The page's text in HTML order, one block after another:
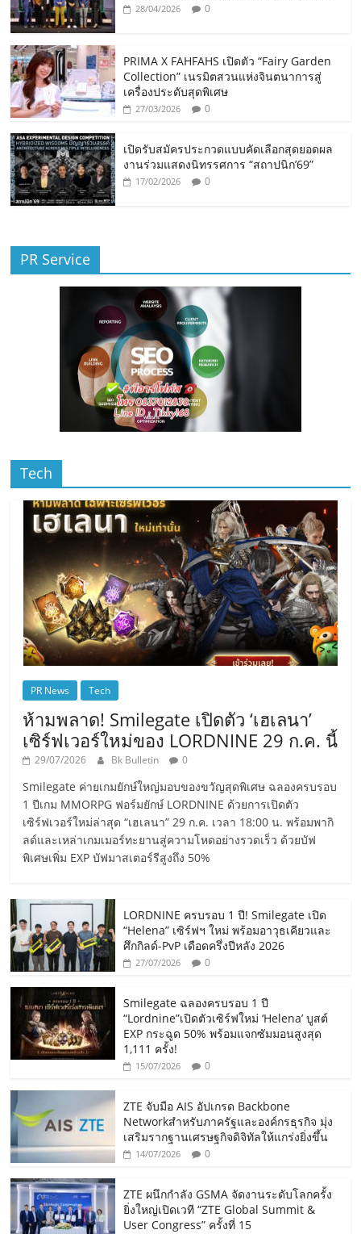
28/04/2026 0
PRIMA X FAHFAHS เปิดตัว “Fairy Garden
Collection” เนรมิตสวนแห่งจินตนาการสู่
เครื่องประดับสุดพิเศษ
27/03/2026 0
เปิดรับสมัครประกวดแบบคัดเลือกสุดยอดผล
งานร่วมแสดงนิทรรศการ “สถาปนิก’69”
17/02/2026 0
PR Service
Tech
PR News Tech
ห้ามพลาด! Smilegate เปิดตัว ‘เฮเลนา’
เซิร์ฟเวอร์ใหม่ของ LORDNINE 29 ก.ค. นี้
29/07/2026 Bk Bulletin 0
Smilegate ค่ายเกมยักษ์ใหญ่มอบของขวัญสุดพิเศษ ฉลองครบรอบ
1 ปีเกม MMORPG ฟอร์มยักษ์ LORDNINE ด้วยการเปิดตัว
เซิร์ฟเวอร์ใหม่ล่าสุด “เฮเลนา” 29 ก.ค. เวลา 18:00 น. พร้อมพากิ
ลด์และเหล่าเกมเมอร์ทะยานสู่ความโหดอย่างรวดเร็ว ด้วยบัฟ
พิเศษเพิ่ม EXP บัฟมาสเตอร์รีสูงถึง 50%
LORDNINE ครบรอบ 1 ปี! Smilegate เปิด
“Helena” เซิร์ฟฯ ใหม่ พร้อมอาวุธเคียวและ
ศึกกิลด์-PvP เดือดครึ่งปีหลัง 2026
27/07/2026 0
Smilegate ฉลองครบรอบ 1 ปี
“Lordnine”เปิดตัวเซิร์ฟใหม่ ‘Helena’ บูสต์
EXP กระฉูด 50% พร้อมแจกซัมมอนสูงสุด
1,111 ครั้ง!
15/07/2026 0
ZTE จับมือ AIS อัปเกรด Backbone
Networkสำหรับภาครัฐและองค์กรธุรกิจ มุ่ง
เสริมรากฐานเศรษฐกิจดิจิทัลให้แกร่งยิ่งขึ้น
14/07/2026 0
ZTE ผนึกกำลัง GSMA จัดงานระดับโลกครั้ง
ยิ่งใหญ่เปิดเวที “ZTE Global Summit &
User Congress” ครั้งที่ 15